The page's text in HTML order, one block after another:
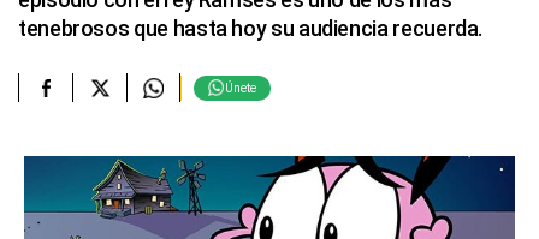
tenebrosos que hasta hoy su audiencia recuerda.
Únete